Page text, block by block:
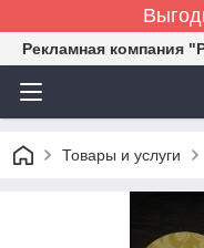
Рекламная компания
Товары и услуги